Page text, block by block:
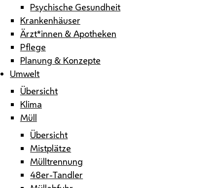
Psychische Gesundheit
Krankenhäuser
Ärzt*innen & Apotheken
Pflege
Planung & Konzepte
Umwelt
Übersicht
Klima
Müll
Übersicht
Mistplätze
Mülltrennung
48er-Tandler